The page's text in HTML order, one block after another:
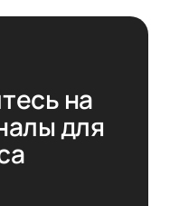
на
для